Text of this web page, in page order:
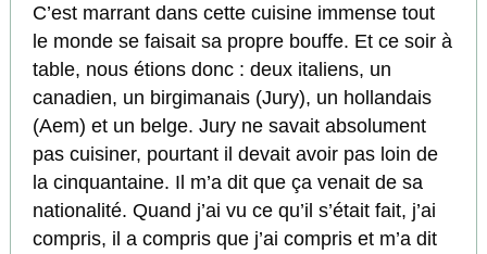
C’est marrant dans cette cuisine immense tout
le monde se faisait sa propre bouffe. Et ce soir à
table, nous étions donc : deux italiens, un
canadien, un birgimanais (Jury), un hollandais
(Aem) et un belge. Jury ne savait absolument
pas cuisiner, pourtant il devait avoir pas loin de
la cinquantaine. Il m’a dit que ça venait de sa
nationalité. Quand j’ai vu ce qu’il s’était fait, j’ai
compris, il a compris que j’ai compris et m’a dit